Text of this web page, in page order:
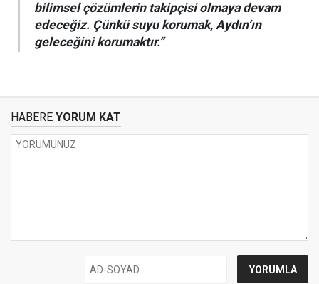
bilimsel çözümlerin takipçisi olmaya devam
edeceğiz. Çünkü suyu korumak, Aydın’ın
geleceğini korumaktır.”
HABERE YORUM KAT